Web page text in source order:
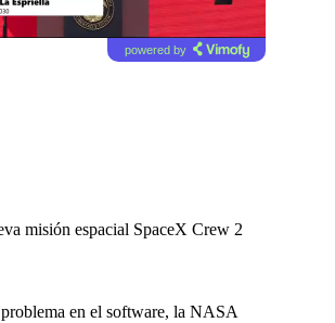
powered by
misión espacial SpaceX Crew 2
en el software, la NASA